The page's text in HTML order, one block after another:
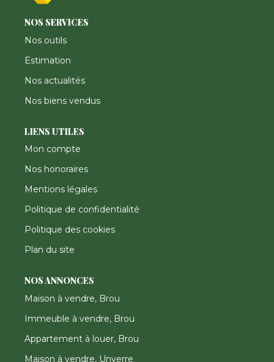
NOS SERVICES
Nos outils
Estimation
Nos actualités
Nos biens vendus
LIENS UTILES
Mon compte
Nos honoraires
Mentions légales
Politique de confidentialité
Politique des cookies
Plan du site
NOS ANNONCES
Maison à vendre, Brou
Immeuble à vendre, Brou
Appartement à louer, Brou
Maison à vendre, Unverre